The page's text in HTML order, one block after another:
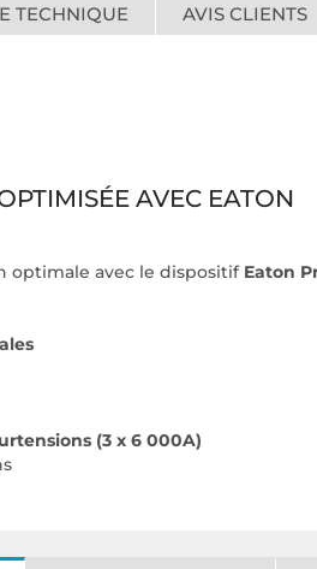
TECHNIQUE AVIS CLIENTS
AVEC EATON
optimale avec le dispositif Eaton
(3 x 6 000A)